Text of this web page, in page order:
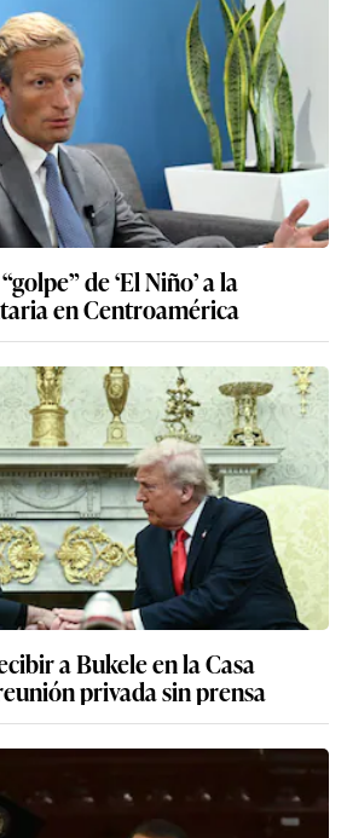
de ‘El Niño’ a la
en Centroamérica
a Bukele en la Casa
privada sin prensa